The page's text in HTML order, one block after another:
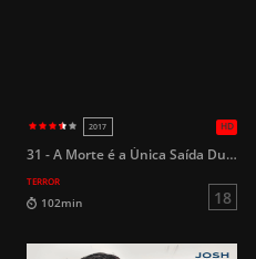
31 - A Morte é a Única Saída Dublado
TERROR